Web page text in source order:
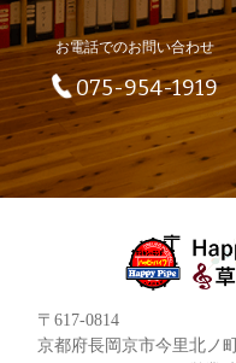
お電話でのお問い合わせ
075-954-1919
〒617-0814
京都府長岡京市今里北ノ